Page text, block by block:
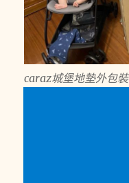
caraz城堡地墊外包裝